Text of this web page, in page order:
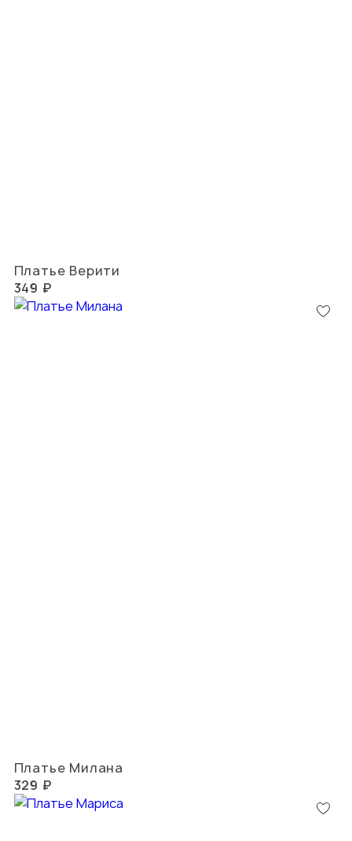
Платье Верити
349 ₽
Платье Милана
329 ₽